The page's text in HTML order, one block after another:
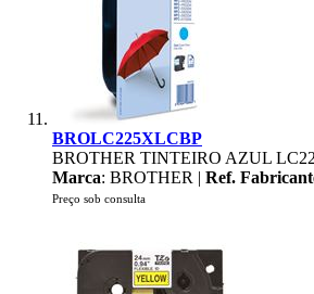
BROLC225XLCBP
BROTHER TINTEIRO AZUL
Marca: BROTHER | Ref.
Preço sob consulta